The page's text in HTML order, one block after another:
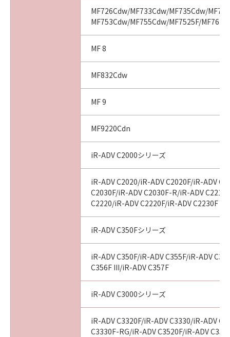
MF726Cdw/MF733Cdw/MF735Cdw/
MF753Cdw/MF755Cdw/MF7525F/
MF 8
MF832Cdw
MF 9
MF9220Cdn
iR-ADV C2000シリーズ
iR-ADV C2020/iR-ADV C2020F/iR-ADV
C2030F/iR-ADV C2030F-R/iR-ADV
C2220/iR-ADV C2220F/iR-ADV C2230F
iR-ADV C350Fシリーズ
iR-ADV C350F/iR-ADV C355F/iR-ADV
C356F III/iR-ADV C357F
iR-ADV C3000シリーズ
iR-ADV C3320F/iR-ADV C3330/iR-ADV
C3330F-RG/iR-ADV C3520F/iR-ADV